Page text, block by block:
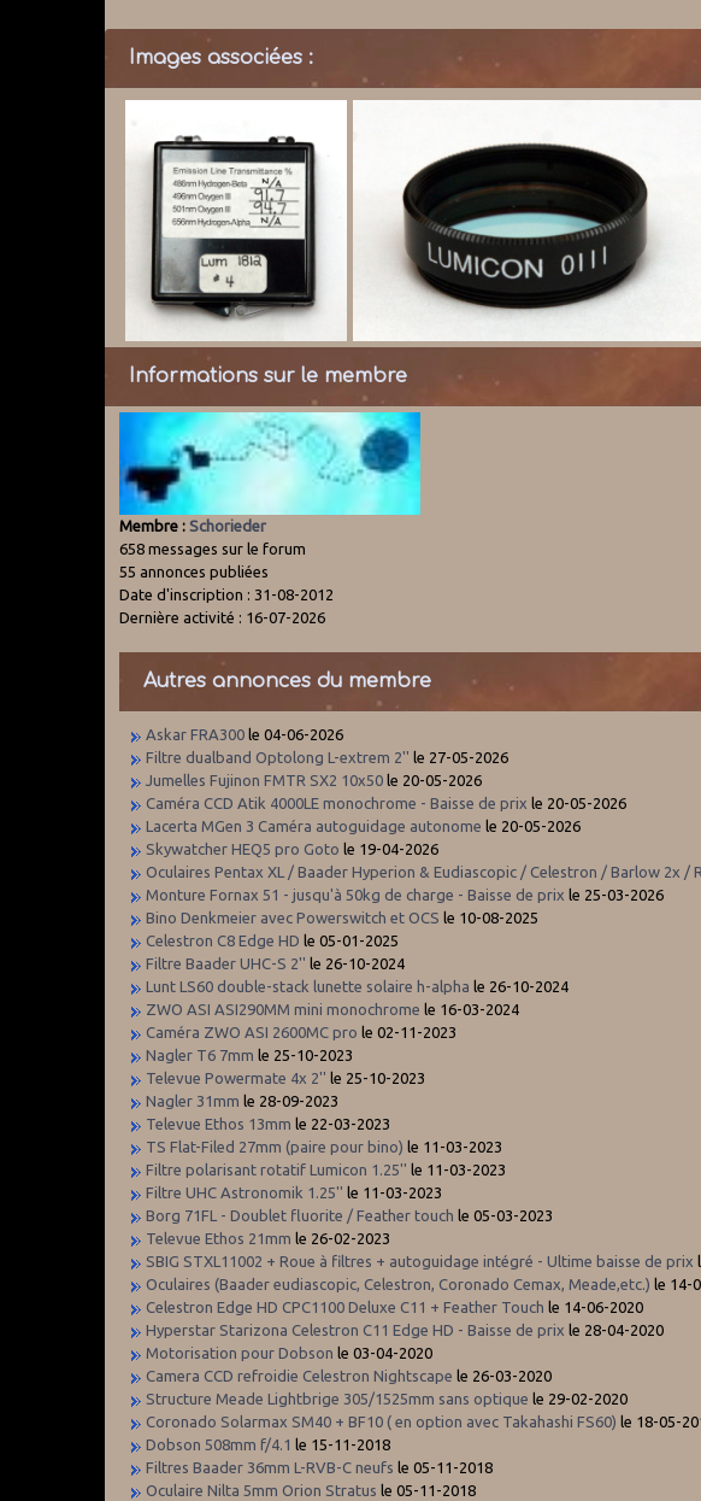
Images associées :
Informations sur le membre
Membre :Schorieder
658 messages sur le forum
55 annonces publiées
Date d'inscription : 31-08-2012
Dernière activité : 16-07-2026
Autres annonces du membre
Askar FRA300 le 04-06-2026
Filtre dualband Optolong L-extrem 2'' le 27-05-2026
Jumelles Fujinon FMTR SX2 10x50 le 20-05-2026
Caméra CCD Atik 4000LE monochrome - Baisse de prix le 20-05-2026
Lacerta MGen 3 Caméra autoguidage autonome le 20-05-2026
Skywatcher HEQ5 pro Goto le 19-04-2026
Oculaires Pentax XL / Baader Hyperion & Eudiascopic / Celestron / Barlow 2x /
Monture Fornax 51 - jusqu'à 50kg de charge - Baisse de prix le 25-03-2026
Bino Denkmeier avec Powerswitch et OCS le 10-08-2025
Celestron C8 Edge HD le 05-01-2025
Filtre Baader UHC-S 2'' le 26-10-2024
Lunt LS60 double-stack lunette solaire h-alpha le 26-10-2024
ZWO ASI ASI290MM mini monochrome le 16-03-2024
Caméra ZWO ASI 2600MC pro le 02-11-2023
Nagler T6 7mm le 25-10-2023
Televue Powermate 4x 2'' le 25-10-2023
Nagler 31mm le 28-09-2023
Televue Ethos 13mm le 22-03-2023
TS Flat-Filed 27mm (paire pour bino) le 11-03-2023
Filtre polarisant rotatif Lumicon 1.25'' le 11-03-2023
Filtre UHC Astronomik 1.25'' le 11-03-2023
Borg 71FL - Doublet fluorite / Feather touch le 05-03-2023
Televue Ethos 21mm le 26-02-2023
SBIG STXL11002 + Roue à filtres + autoguidage intégré - Ultime baisse de prix
Oculaires (Baader eudiascopic, Celestron, Coronado Cemax, Meade,etc.) le 14-
Celestron Edge HD CPC1100 Deluxe C11 + Feather Touch le 14-06-2020
Hyperstar Starizona Celestron C11 Edge HD - Baisse de prix le 28-04-2020
Motorisation pour Dobson le 03-04-2020
Camera CCD refroidie Celestron Nightscape le 26-03-2020
Structure Meade Lightbrige 305/1525mm sans optique le 29-02-2020
Coronado Solarmax SM40 + BF10 ( en option avec Takahashi FS60) le 18-05-
Dobson 508mm f/4.1 le 15-11-2018
Filtres Baader 36mm L-RVB-C neufs le 05-11-2018
Oculaire Nilta 5mm Orion Stratus le 05-11-2018